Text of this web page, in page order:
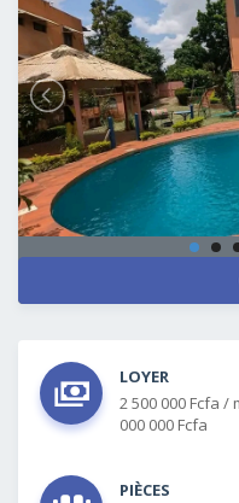
LOYER
2 500 000 Fcfa /
000 000 Fcfa
PIÈCES